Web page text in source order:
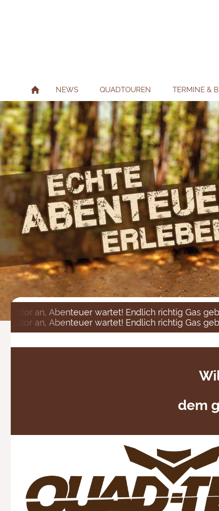
NEWS QUADTOUREN TERMINE &
an, Abenteuer wartet! Endlich richtig Gas geben!
an, Abenteuer wartet! Endlich richtig Gas geben!
dem